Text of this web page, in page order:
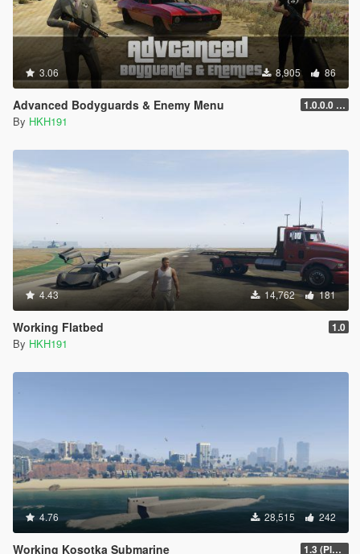
3.06 8,905 86
Advanced Bodyguards & Enemy Menu 1.0.0.0 (5mods Release)
By HKH191
4.43 14,762 181
Working Flatbed 1.0
By HKH191
4.76 28,515 242
Working Kosotka Submarine 1.3 (Player Guided Missiles)